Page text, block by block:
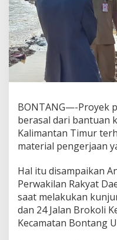
BONTANG—-Proyek
berasal dari bantuan
Kalimantan Timur
material pengerjaan
Hal itu disampaikan
Perwakilan Rakyat
saat melakukan
dan 24 Jalan Brokoli
Kecamatan Bontang